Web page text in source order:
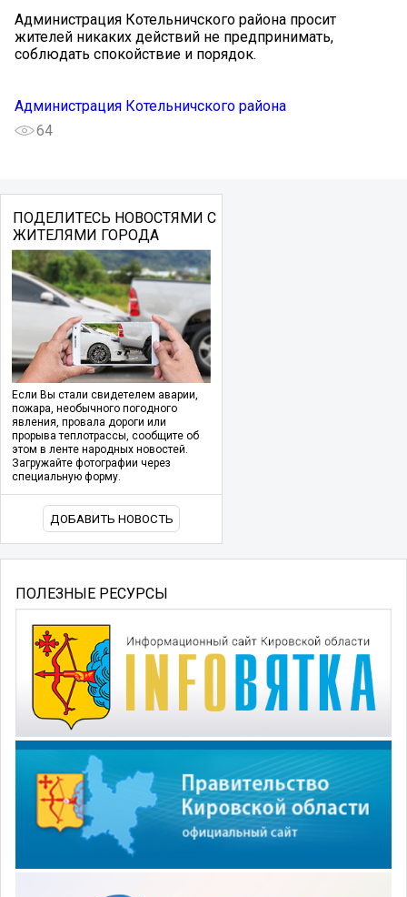
Администрация Котельничского района просит
жителей никаких действий не предпринимать,
соблюдать спокойствие и порядок.
Администрация Котельничского района
64
ПОДЕЛИТЕСЬ НОВОСТЯМИ С
ЖИТЕЛЯМИ ГОРОДА
Если Вы стали свидетелем аварии,
пожара, необычного погодного
явления, провала дороги или
прорыва теплотрассы, сообщите об
этом в ленте народных новостей.
Загружайте фотографии через
специальную форму.
ДОБАВИТЬ НОВОСТЬ
ПОЛЕЗНЫЕ РЕСУРСЫ